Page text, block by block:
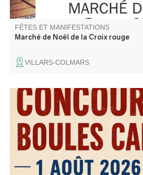
FÊTES ET MANIFESTATIONS
Marché de Noël de la Croix rouge
VILLARS-COLMARS
Concours de boules carrées
Norberto Andrade , Buvette et